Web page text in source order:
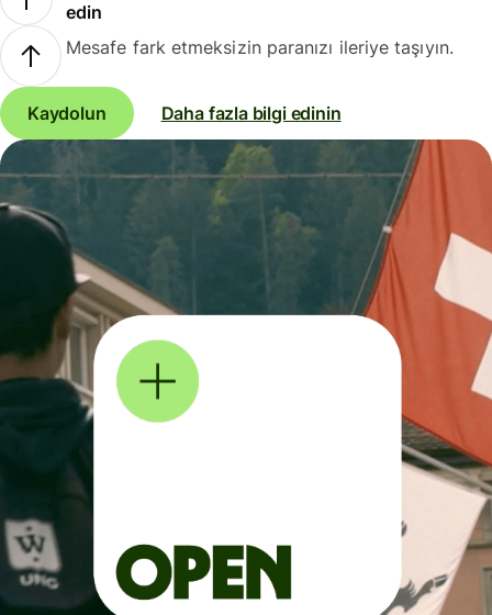
edin
Mesafe fark etmeksizin paranızı ileriye taşıyın.
Kaydolun Daha fazla bilgi edinin